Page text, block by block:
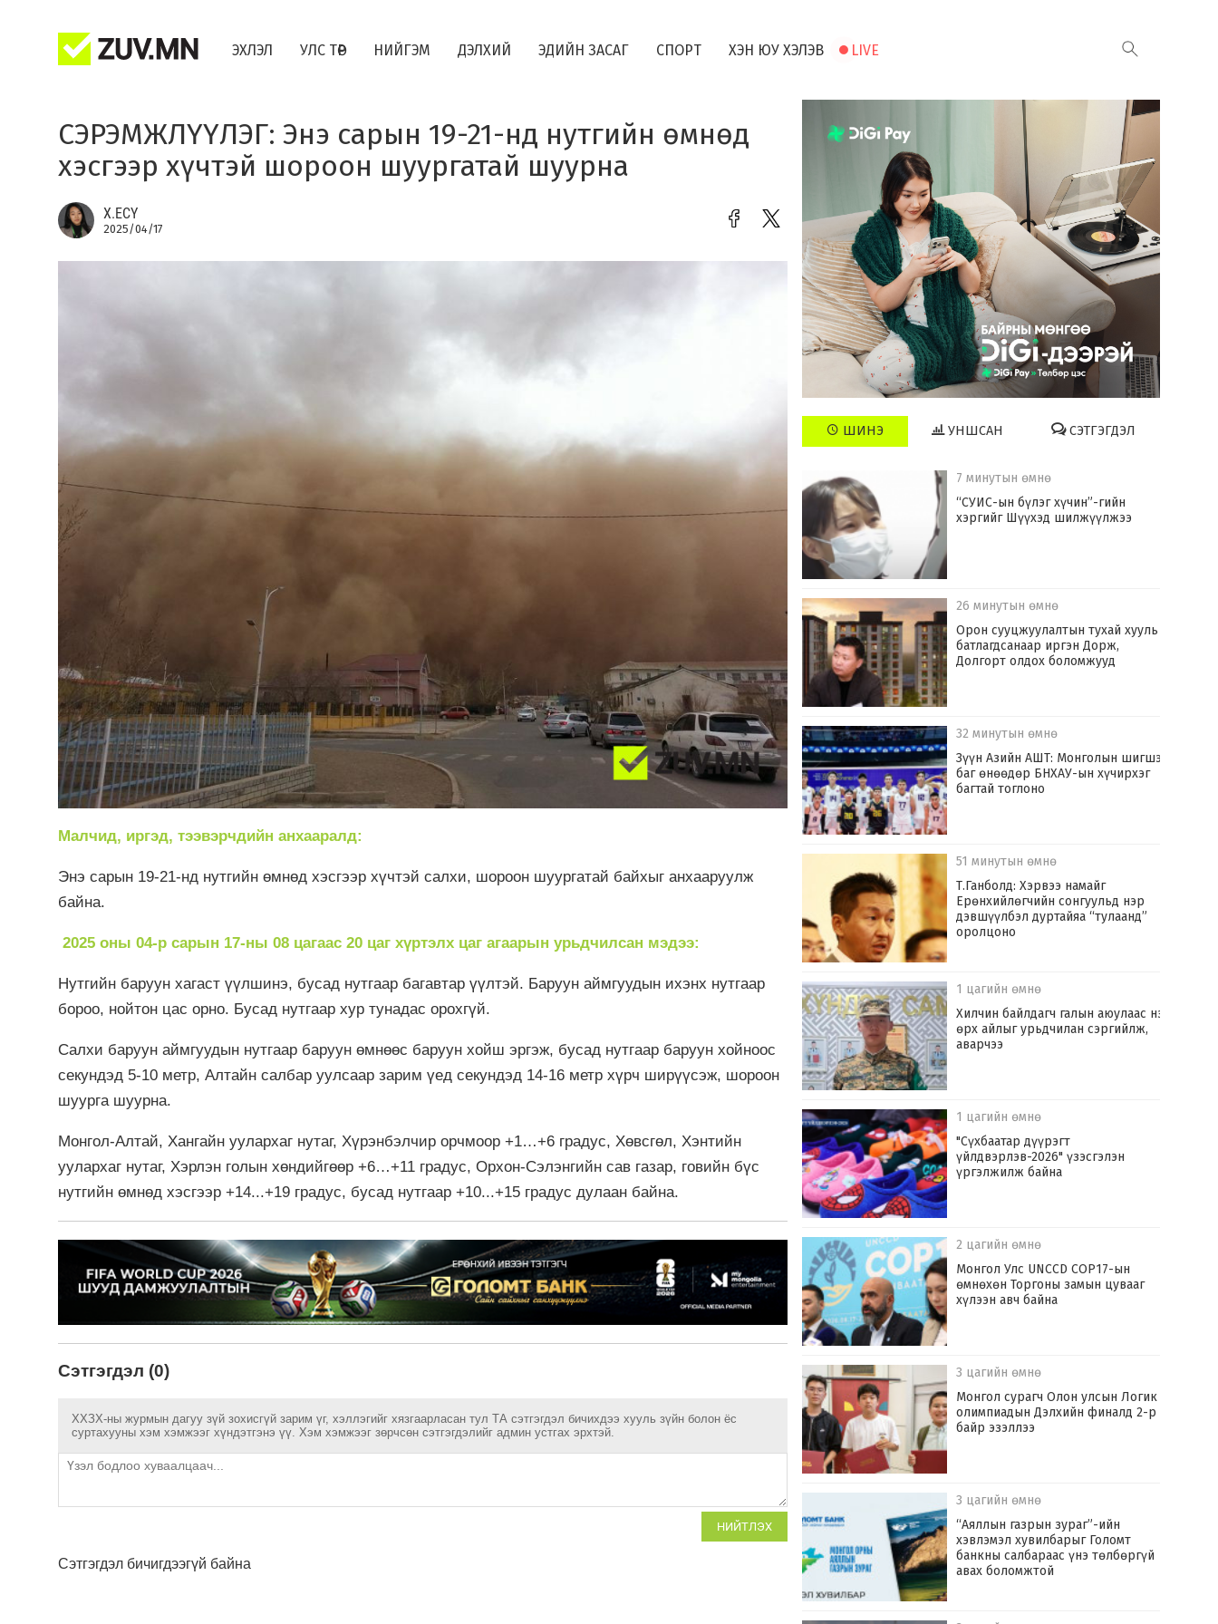
ЭХЛЭЛ УЛС ТӨР НИЙГЭМ ДЭЛХИЙ ЭДИЙН ЗАСАГ СПОРТ ХЭН ЮУ ХЭЛЭВ LIVE
СЭРЭМЖЛҮҮЛЭГ: Энэ сарын 19-21-нд нутгийн өмнөд
хэсгээр хүчтэй шороон шуургатай шуурна
Х.ЕСҮ
2025/04/17
Малчид, иргэд, тээвэрчдийн анхааралд:
Энэ сарын 19-21-нд нутгийн өмнөд хэсгээр хүчтэй салхи, шороон шуургатай байхыг анхааруулж
байна.
2025 оны 04-р сарын 17-ны 08 цагаас 20 цаг хүртэлх цаг агаарын урьдчилсан мэдээ:
Нутгийн баруун хагаст үүлшинэ, бусад нутгаар багавтар үүлтэй. Баруун аймгуудын ихэнх нутгаар
бороо, нойтон цас орно. Бусад нутгаар хур тунадас орохгүй.
Салхи баруун аймгуудын нутгаар баруун өмнөөс баруун хойш эргэж, бусад нутгаар баруун хойноос
секундэд 5-10 метр, Алтайн салбар уулсаар зарим үед секундэд 14-16 метр хүрч ширүүсэж, шороон
шуурга шуурна.
Монгол-Алтай, Хангайн уулархаг нутаг, Хүрэнбэлчир орчмоор +1…+6 градус, Хөвсгөл, Хэнтийн
уулархаг нутаг, Хэрлэн голын хөндийгөөр +6…+11 градус, Орхон-Сэлэнгийн сав газар, говийн бүс
нутгийн өмнөд хэсгээр +14...+19 градус, бусад нутгаар +10...+15 градус дулаан байна.
Сэтгэгдэл (0)
ХХЗХ-ны журмын дагуу зүй зохисгүй зарим үг, хэллэгийг хязгаарласан тул ТА сэтгэгдэл бичихдээ хууль зүйн болон ёс
суртахууны хэм хэмжээг хүндэтгэнэ үү. Хэм хэмжээг зөрчсөн сэтгэгдэлийг админ устгах эрхтэй.
НИЙТЛЭХ
Сэтгэгдэл бичигдээгүй байна
ШИНЭ УНШСАН СЭТГЭГДЭЛ
7 минутын өмнө
“СУИС-ын бүлэг хүчин”-гийн
хэргийг Шүүхэд шилжүүлжээ
26 минутын өмнө
Орон сууцжуулалтын тухай хууль
батлагдсанаар иргэн Дорж,
Долгорт олдох боломжууд
32 минутын өмнө
Зүүн Азийн АШТ: Монголын шигшээ
баг өнөөдөр БНХАУ-ын хүчирхэг
багтай тоглоно
51 минутын өмнө
Т.Ганболд: Хэрвээ намайг
Ерөнхийлөгчийн сонгуульд нэр
дэвшүүлбэл дуртайяа “тулаанд”
оролцоно
1 цагийн өмнө
Хилчин байлдагч галын аюулаас нэг
өрх айлыг урьдчилан сэргийлж,
аварчээ
1 цагийн өмнө
"Сүхбаатар дүүрэгт
үйлдвэрлэв-2026" үзэсгэлэн
үргэлжилж байна
2 цагийн өмнө
Монгол Улс UNCCD COP17-ын
өмнөхөн Торгоны замын цувааг
хүлээн авч байна
3 цагийн өмнө
Монгол сурагч Олон улсын Логик
олимпиадын Дэлхийн финалд 2-р
байр эзэллээ
3 цагийн өмнө
“Аяллын газрын зураг”-ийн
хэвлэмэл хувилбарыг Голомт
банкны салбараас үнэ төлбөргүй
авах боломжтой